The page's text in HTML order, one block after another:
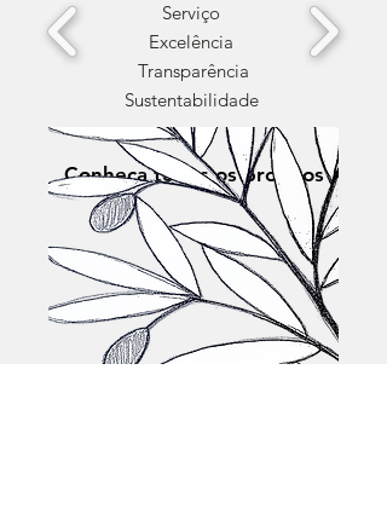
Conheça todos os projetos
Serviço ​
Excelência
Transparência
Sustentabilidade